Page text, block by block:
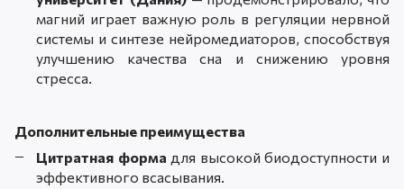
магний играет важную роль в регуляции нервной
системы и синтезе нейромедиаторов, способствуя
улучшению качества сна и снижению уровня
стресса.
Дополнительные преимущества
Цитратная форма для высокой биодоступности и
эффективного всасывания.